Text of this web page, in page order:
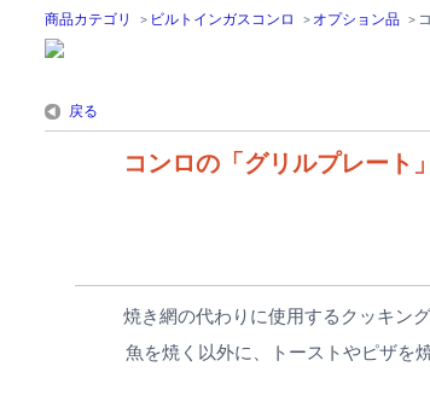
商品カテゴリ > ビルトインガスコンロ > オプション品 >
戻る
コンロの「グリルプレー
焼き網の代わりに使用するクッキン
魚を焼く以外に、トーストやピザを